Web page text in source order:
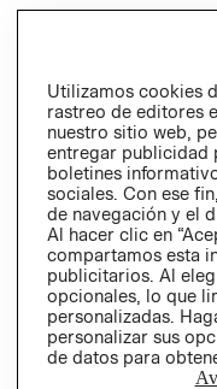
Ecuador ($)
CAMBIAR REGIÓN
Utilizamos cookies
rastreo de editores
nuestro sitio web,
entregar publicidad
boletines
sociales. Con ese
de navegación y el
Al hacer clic en
compartamos esta
publicitarios. Al
opcionales, lo que
personalizadas.
personalizar sus
de datos para